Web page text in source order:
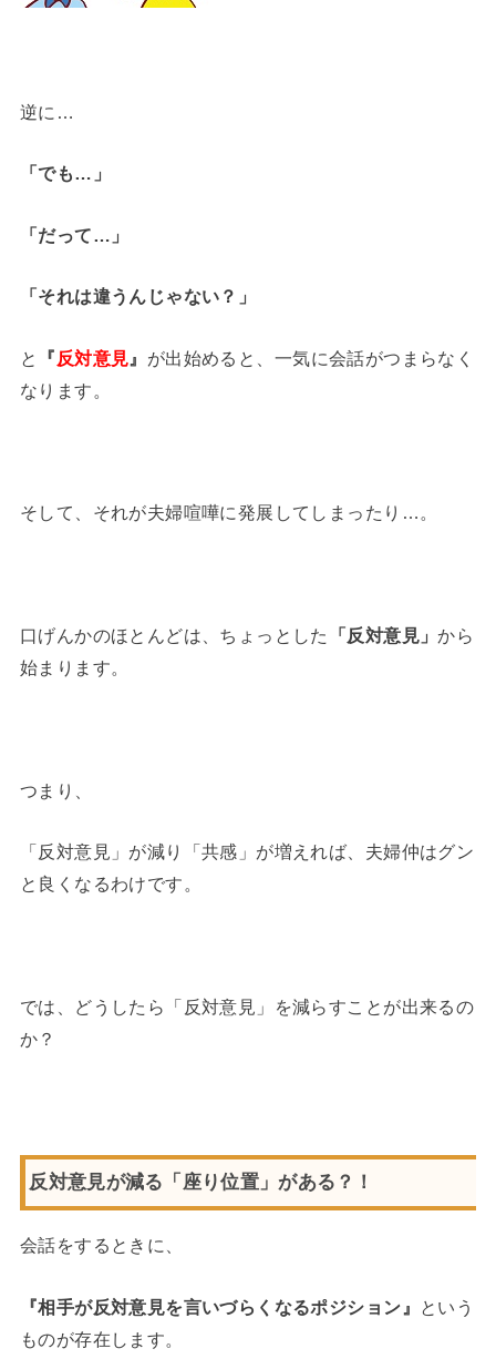
逆に…
「でも…」
「だって…」
「それは違うんじゃない？」
と 『 反対意見 』 が出始めると、一気に会話がつまらなく
なります。
そして、それが夫婦喧嘩に発展してしまったり…。
口げんかのほとんどは、ちょっとした 「反対意見」から
始まります。
つまり、
「反対意見」が減り「共感」が増えれば、夫婦仲はグン
と良くなるわけです。
では、どうしたら「反対意見」を減らすことが出来るの
か？
反対意見が減る「座り位置」がある？！
会話をするときに、
『相手が反対意見を言いづらくなるポジション』
という
ものが存在します。